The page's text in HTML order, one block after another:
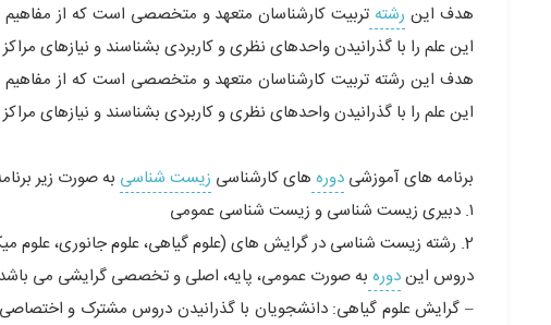
هدف این رشته تربیت کارشناسان متعهد و متخصصى است که از
این علم را با گذرانیدن واحدهاى نظرى و کاربردى بشناسند و نیازهاى
هدف این رشته تربیت کارشناسان متعهد و متخصصى است که از
این علم را با گذرانیدن واحدهاى نظرى و کاربردى بشناسند و نیازهاى
برنامه هاى آموزشى دوره هاى کارشناسى زیست شناسی به صورت زیر
۱. دبیرى زیست شناسی و زیست شناسی عمومى
2. رشته زیست شناسی در گرایش هاى (علوم گیاهی، علوم جانوری، علوم میکروبیولوژی، علوم سلولى و مولکولی)
دروس ایندورهبه صورت عمومی، پایه، اصلى و تخصصى گرایشى می باشد،